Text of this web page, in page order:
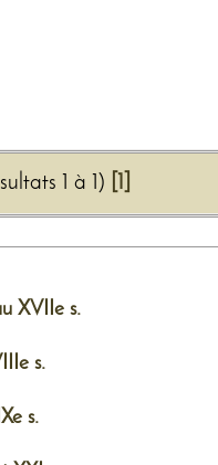
1 à 1) [1]
XVIIe s.
s.
s.